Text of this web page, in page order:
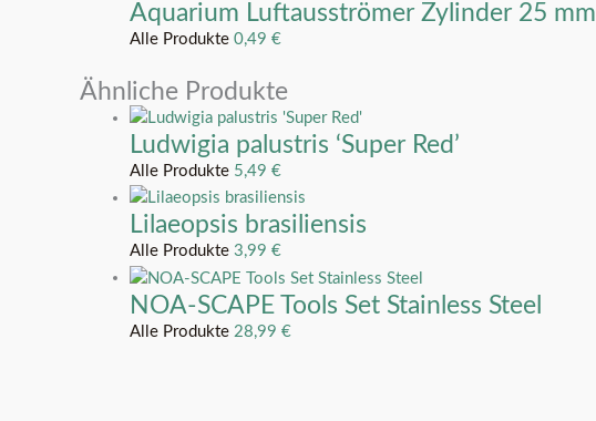
Aquarium Luftausströmer Zylinder 25 mm
Alle Produkte 0,49 €
Ähnliche Produkte
Ludwigia palustris ‘Super Red’
Alle Produkte 5,49 €
Lilaeopsis brasiliensis
Alle Produkte 3,99 €
NOA-SCAPE Tools Set Stainless Steel
Alle Produkte 28,99 €